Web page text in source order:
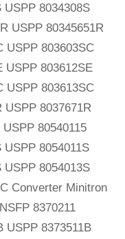
USPP 8034308S
USPP 80345651R
USPP 803603SC
USPP 803612SE
USPP 803613SC
USPP 8037671R
80540115
8054011S
USPP 8054013S
Converter Minitron
8370211
USPP 8373511B